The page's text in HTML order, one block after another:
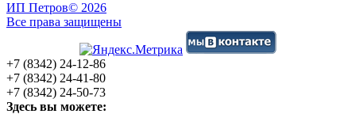
ИП Петров© 2026
Все права защищены
+7 (8342) 24-12-86
+7 (8342) 24-41-80
+7 (8342) 24-50-73
Здесь вы можете: